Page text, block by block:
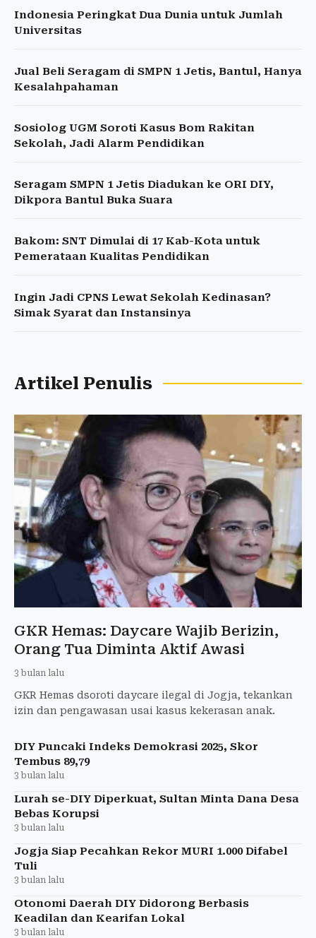
Indonesia Peringkat Dua Dunia untuk Jumlah
Universitas
Jual Beli Seragam di SMPN 1 Jetis, Bantul, Hanya
Kesalahpahaman
Sosiolog UGM Soroti Kasus Bom Rakitan
Sekolah, Jadi Alarm Pendidikan
Seragam SMPN 1 Jetis Diadukan ke ORI DIY,
Dikpora Bantul Buka Suara
Bakom: SNT Dimulai di 17 Kab-Kota untuk
Pemerataan Kualitas Pendidikan
Ingin Jadi CPNS Lewat Sekolah Kedinasan?
Simak Syarat dan Instansinya
Artikel Penulis
GKR Hemas: Daycare Wajib Berizin,
Orang Tua Diminta Aktif Awasi
3 bulan lalu
GKR Hemas dsoroti daycare ilegal di Jogja, tekankan
izin dan pengawasan usai kasus kekerasan anak.
DIY Puncaki Indeks Demokrasi 2025, Skor
Tembus 89,79
3 bulan lalu
Lurah se-DIY Diperkuat, Sultan Minta Dana Desa
Bebas Korupsi
3 bulan lalu
Jogja Siap Pecahkan Rekor MURI 1.000 Difabel
Tuli
3 bulan lalu
Otonomi Daerah DIY Didorong Berbasis
Keadilan dan Kearifan Lokal
3 bulan lalu